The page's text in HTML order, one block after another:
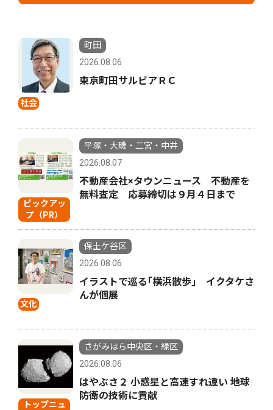
社会
町田
2026.08.06
東京町田サルビアＲＣ
ピックアッ
プ（PR）
平塚・大磯・二宮・中井
2026.08.07
不動産会社×タウンニュース 不動産を
無料査定 応募締切は９月４日まで
文化
保土ケ谷区
2026.08.06
イラストで巡る｢横浜散歩｣ イクタケさ
んが個展
トップニュ
さがみはら中央区・緑区
2026.08.06
はやぶさ２ 小惑星と高速すれ違い 地球
防衛の技術に貢献